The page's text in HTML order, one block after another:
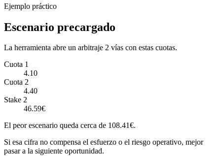
Ejemplo práctico
Escenario precargado
La herramienta abre un arbitraje 2 vías con estas cuotas.
Cuota 1
4.10
Cuota 2
4.40
Stake 2
46.59€
El peor escenario queda cerca de 108.41€.
Si esa cifra no compensa el esfuerzo o el riesgo operativo, mejor
pasar a la siguiente oportunidad.